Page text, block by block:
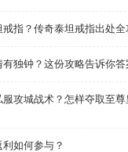
指？传奇泰坦戒指出处全
独钟？这份攻略告诉你答
攻城战术？怎样夺取至尊
如何参与？